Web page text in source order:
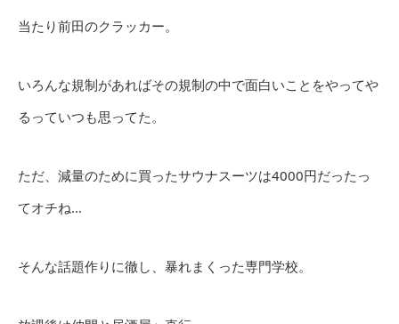
当たり前田のクラッカー。
いろんな規制があればその規制の中で面白いことをやってや
るっていつも思ってた。
ただ、減量のために買ったサウナスーツは4000円だったっ
てオチね…
そんな話題作りに徹し、暴れまくった専門学校。